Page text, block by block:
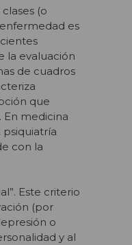
(o
es
la evaluación
de cuadros
que
medicina
con la
Este criterio
(por
o
y al